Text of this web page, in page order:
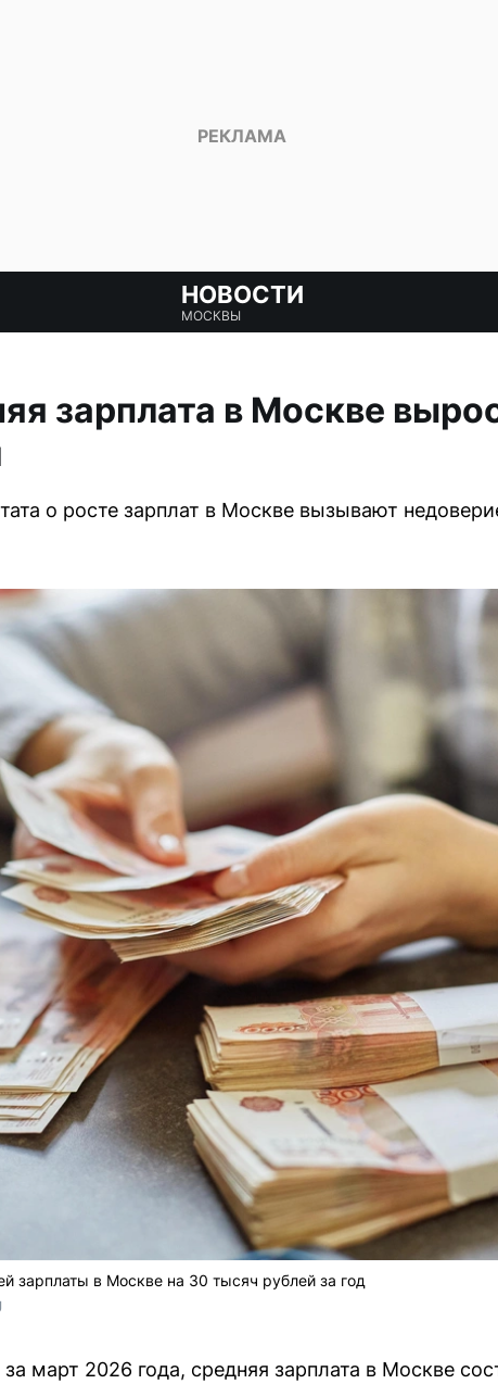
НОВОСТИ
МОСКВЫ
зарплата в Москве
о росте зарплат в Москве вызывают
зарплаты в Москве на 30 тысяч рублей за год
март 2026 года, средняя зарплата в Москве